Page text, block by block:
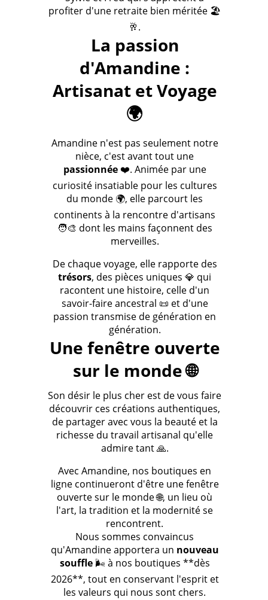
profiter d'une retraite bien méritée 🏖️
🥂.
La passion
d'Amandine :
Artisanat et Voyage
🌍
Amandine n'est pas seulement notre
nièce, c'est avant tout une
passionnée❤️. Animée par une
curiosité insatiable pour les cultures
du monde 🌍, elle parcourt les
continents à la rencontre d'artisans
🧑‍🎨 dont les mains façonnent des
merveilles.
De chaque voyage, elle rapporte des
trésors, des pièces uniques 💎 qui
racontent une histoire, celle d'un
savoir-faire ancestral 📜 et d'une
passion transmise de génération en
génération.
Une fenêtre ouverte
sur le monde 🌐
Son désir le plus cher est de vous faire
découvrir ces créations authentiques,
de partager avec vous la beauté et la
richesse du travail artisanal qu'elle
admire tant 🙏.
Avec Amandine, nos boutiques en
ligne continueront d'être une fenêtre
ouverte sur le monde 🌐, un lieu où
l'art, la tradition et la modernité se
rencontrent.
Nous sommes convaincus
qu'Amandine apportera un nouveau
souffle🌬️ à nos boutiques **dès
2026**, tout en conservant l'esprit et
les valeurs qui nous sont chers.